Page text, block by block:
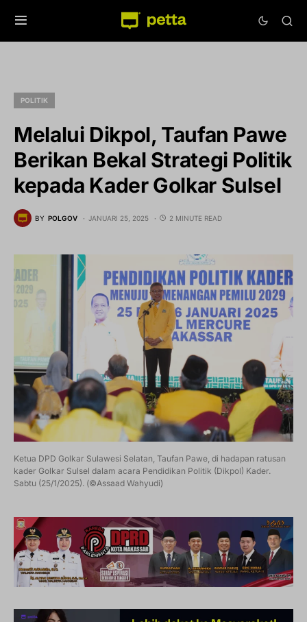
POLITIK
Melalui Dikpol, Taufan Pawe
Berikan Bekal Strategi Politik
kepada Kader Golkar Sulsel
BY POLGOV JANUARI 25, 2025 2 MINUTE READ
Ketua DPD Golkar Sulawesi Selatan, Taufan Pawe, di hadapan ratusan
kader Golkar Sulsel dalam acara Pendidikan Politik (Dikpol) Kader.
Sabtu (25/1/2025). (©Assaad Wahyudi)